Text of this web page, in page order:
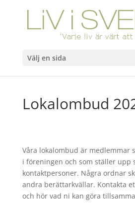
Välj en sida
Lokalombud
Våra lokalombud är medlemmar
i föreningen och som ställer upp
kontaktpersoner. Några ordnar
andra berättarkvällar. Kontakta
och hör vad ni kan göra